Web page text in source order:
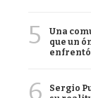
5
Una
que un
enfrentó
6
Sergio